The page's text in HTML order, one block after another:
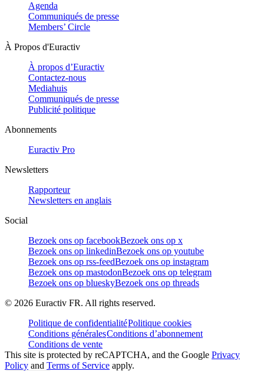
Agenda
Communiqués de presse
Members’ Circle
À Propos d'Euractiv
À propos d’Euractiv
Contactez-nous
Mediahuis
Communiqués de presse
Publicité politique
Abonnements
Euractiv Pro
Newsletters
Rapporteur
Newsletters en anglais
Social
Bezoek ons op facebookBezoek ons op x
Bezoek ons op linkedinBezoek ons op youtube
Bezoek ons op rss-feedBezoek ons op instagram
Bezoek ons op mastodonBezoek ons op telegram
Bezoek ons op blueskyBezoek ons op threads
© 2026 Euractiv FR. All rights reserved.
Politique de confidentialitéPolitique cookies
Conditions généralesConditions d’abonnement
Conditions de vente
This site is protected by reCAPTCHA, and the Google Privacy
Policy and Terms of Service apply.